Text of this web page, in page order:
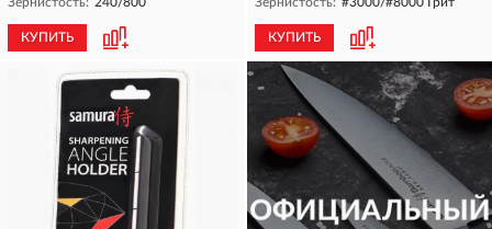
КУПИТЬ КУПИТЬ